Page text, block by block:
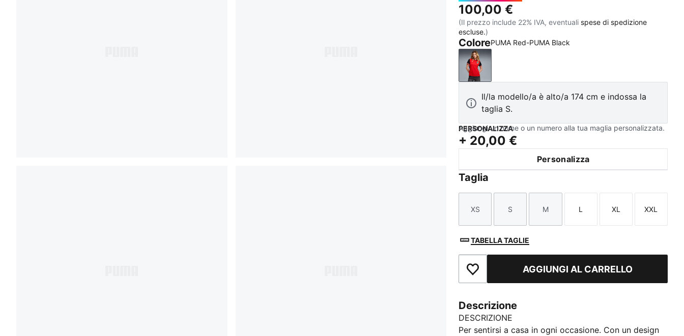
100,00 €
(Il prezzo include 22% IVA, eventuali spese di spedizione
escluse.)
ColorePUMA Red-PUMA Black
PUMA Red-PUMA Black
Il/la modello/a è alto/a 174 cm e indossa la
taglia S.
PERSONALIZZA
Aggiungi un nome o un numero alla tua maglia personalizzata.
+ 20,00 €
Personalizza
Taglia
Taglia
XS
Taglia
S
Taglia
M
Taglia
L
Taglia
XL
Taglia
XXL
TABELLA TAGLIE
Aggiungi ai PreferitiAGGIUNGI AL CARRELLO
Descrizione
DESCRIZIONE
Per sentirsi a casa in ogni occasione. Con un design